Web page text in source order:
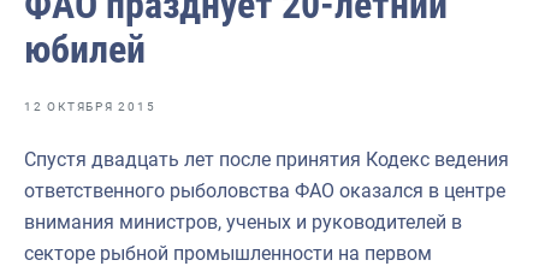
Отраслевые СМИ
Выставки и конференции
Научно-практическая литература
Рыбоохрана России
Отрасль в цифрах
Инфографика
юбилей
12 ОКТЯБРЯ 2015
Спустя двадцать лет после принятия Кодекс ведения
ответственного рыболовства ФАО оказался в центре
внимания министров, ученых и руководителей в
секторе рыбной промышленности на первом